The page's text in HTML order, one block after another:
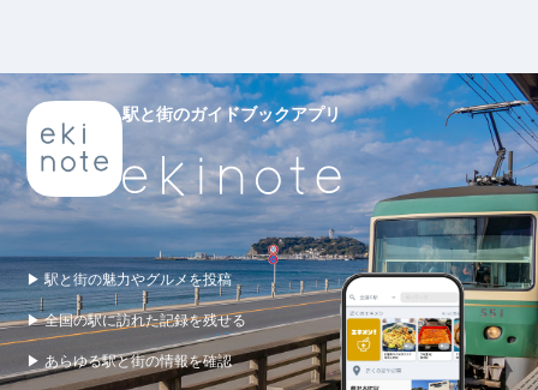
駅と街のガイドブックアプリ
▶ 駅と街の魅力やグルメを投稿
▶ 全国の駅に訪れた記録を残せる
▶ あらゆる駅と街の情報を確認